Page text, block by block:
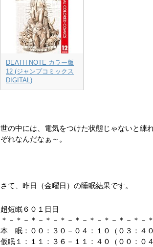
DEATH NOTE カラー版
12 (ジャンプコミックス
DIGITAL)
世の中には、電気をつけた状態じゃないと練
ぞれなんだなぁ～。
さて、昨日（金曜日）の睡眠結果です。
超短眠６０１日目
＊－＊－＊－＊－＊－＊－＊－＊－＊－＊－
本 眠：００：３０－０４：１０（０３：４
仮眠１：１１：３６－１１：４０（００：０